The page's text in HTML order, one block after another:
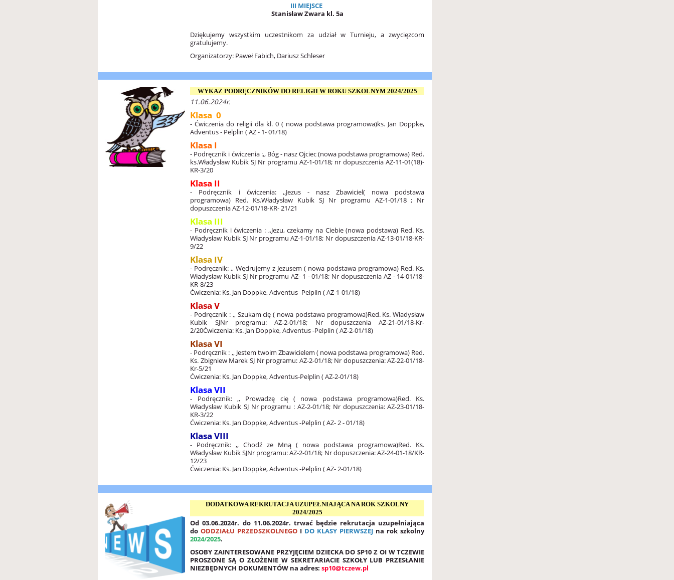
III MIEJSCE
Stanisław Zwara kl. 5a
Dziękujemy wszystkim uczestnikom za udział w Turnieju, a zwycięzcom
gratulujemy.
Organizatorzy: Paweł Fabich, Dariusz Schleser
WYKAZ PODRĘCZNIKÓW DO RELIGII W ROKU SZKOLNYM 2024/2025
11.06.2024r.
Klasa 0
- Ćwiczenia do religii dla kl. 0 ( nowa podstawa programowa)ks. Jan Doppke,
Adventus - Pelplin ( AZ - 1- 01/18)
Klasa I
- Podręcznik i ćwiczenia :,, Bóg - nasz Ojciec (nowa podstawa programowa) Red.
ks.Władysław Kubik SJ Nr programu AZ-1-01/18; nr dopuszczenia AZ-11-01(18)-
KR-3/20
Klasa II
- Podręcznik i ćwiczenia: ,,Jezus - nasz Zbawiciel( nowa podstawa
programowa) Red. Ks.Władysław Kubik SJ Nr programu AZ-1-01/18 ; Nr
dopuszczenia AZ-12-01/18-KR- 21/21
Klasa III
- Podręcznik i ćwiczenia : ,,Jezu, czekamy na Ciebie (nowa podstawa) Red. Ks.
Władysław Kubik SJ Nr programu AZ-1-01/18; Nr dopuszczenia AZ-13-01/18-KR-
9/22
Klasa IV
- Podręcznik: ,, Wędrujemy z Jezusem ( nowa podstawa programowa) Red. Ks.
Władysław Kubik SJ Nr programu AZ- 1 - 01/18; Nr dopuszczenia AZ - 14-01/18-
KR-8/23
Ćwiczenia: Ks. Jan Doppke, Adventus -Pelplin ( AZ-1-01/18)
Klasa V
- Podręcznik : ,, Szukam cię ( nowa podstawa programowa)Red. Ks. Władysław
Kubik SJNr programu: AZ-2-01/18; Nr dopuszczenia AZ-21-01/18-Kr-
2/20Ćwiczenia: Ks. Jan Doppke, Adventus -Pelplin ( AZ-2-01/18)
Klasa VI
- Podręcznik : ,, Jestem twoim Zbawicielem ( nowa podstawa programowa) Red.
Ks. Zbigniew Marek SJ Nr programu: AZ-2-01/18; Nr dopuszczenia: AZ-22-01/18-
Kr-5/21
Ćwiczenia: Ks. Jan Doppke, Adventus-Pelplin ( AZ-2-01/18)
Klasa VII
- Podręcznik: ,, Prowadzę cię ( nowa podstawa programowa)Red. Ks.
Władysław Kubik SJ Nr programu : AZ-2-01/18; Nr dopuszczenia: AZ-23-01/18-
KR-3/22
Ćwiczenia: Ks. Jan Doppke, Adventus -Pelplin ( AZ- 2 - 01/18)
Klasa VIII
- Podręcznik: ,, Chodź ze Mną ( nowa podstawa programowa)Red. Ks.
Władysław Kubik SJNr programu: AZ-2-01/18; Nr dopuszczenia: AZ-24-01-18/KR-
12/23
Ćwiczenia: Ks. Jan Doppke, Adventus -Pelplin ( AZ- 2-01/18)
DODATKOWA REKRUTACJA UZUPEŁNIAJĄCA NA ROK SZKOLNY
2024/2025
Od 03.06.2024r. do 11.06.2024r. trwać będzie rekrutacja uzupełniająca
doODDZIAŁU PRZEDSZKOLNEGO I DO KLASY PIERWSZEJ na rok szkolny
2024/2025.
OSOBY ZAINTERESOWANE PRZYJĘCIEM DZIECKA DO SP10 Z OI W TCZEWIE
PROSZONE SĄ O ZŁOŻENIE W SEKRETARIACIE SZKOŁY LUB PRZESŁANIE
NIEZBĘDNYCH DOKUMENTÓW na adres:sp10@tczew.pl